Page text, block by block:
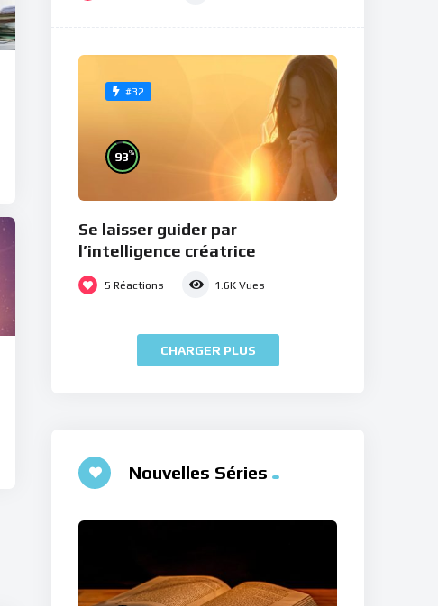
#32
93%
Se laisser guider par
l’intelligence créatrice
5 Réactions 1.6K Vues
CHARGER PLUS
Nouvelles Séries